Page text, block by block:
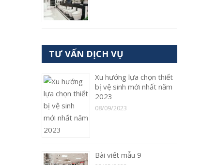
TƯ VẤN DỊCH VỤ
Xu hướng lựa chọn thiết
bị vệ sinh mới nhất năm
2023
08/09/2023
Bài viết mẫu 9